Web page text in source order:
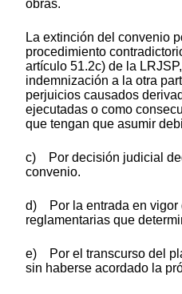
obras.
La extinción del convenio
procedimiento
artículo 51.2c) de la
indemnización a la otra
perjuicios causados
ejecutadas o como
que tengan que asumir
c) Por decisión judicial
convenio.
d) Por la entrada en vigor
reglamentarias que
e) Por el transcurso del
sin haberse acordado la